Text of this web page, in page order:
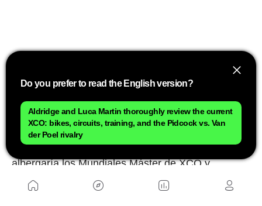
Antes, entre el 17 y el 21 de marzo, Chile
albergaría los Mundiales Máster de XCO y
descenso en Nevados de Chillán.
Do you prefer to read the English version?
Aldridge and Luca Martin thoroughly review the current
XCO: bikes, circuits, training, and the Pidcock vs. Van
der Poel rivalry